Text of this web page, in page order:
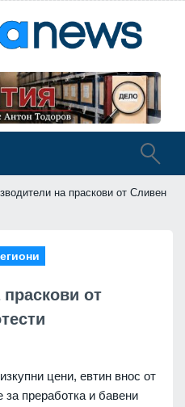
на праскови от Сливен
от
цени, евтин внос от
за преработка и бавени